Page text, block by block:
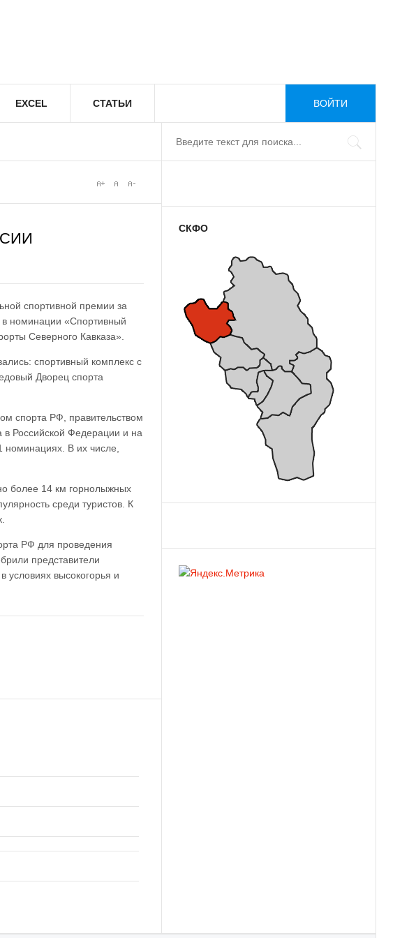
EXCEL СТАТЬИ ВОЙТИ
спортивной премии за
в номинации «Спортивный
Северного Кавказа».
спортивный комплекс с
Дворец спорта
спорта РФ, правительством
в Российской Федерации и на
номинациях. В их числе,
более 14 км горнолыжных
среди туристов. К
РФ для проведения
представители
условиях высокогорья и
СКФО